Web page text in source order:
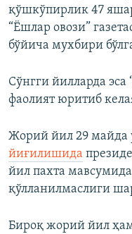
қўшкўпирлик 47
“Ёшлар овози”
бўйича мухбири
Сўнгги йилларда эса
фаолият юритиб
Жорий йил 29 майда
йиғилишида
йил пахта
қўлланилмаслиги
Бироқ жорий йил